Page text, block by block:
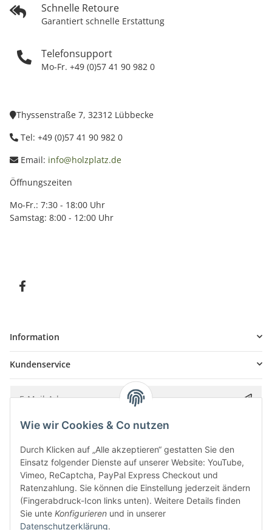
Schnelle Retoure
Garantiert schnelle Erstattung
Telefonsupport
Mo-Fr. +49 (0)57 41 90 982 0
Thyssenstraße 7, 32312 Lübbecke
Tel: +49 (0)57 41 90 982 0
Email: info@holzplatz.de
Öffnungszeiten
Mo-Fr.: 7:30 - 18:00 Uhr
Samstag: 8:00 - 12:00 Uhr
Information
Kundenservice
Bitte senden Sie mir entsprechend IhrerDatenschutzerklärung
Wie wir Cookies & Co nutzen
Durch Klicken auf „Alle akzeptieren“ gestatten Sie den
Einsatz folgender Dienste auf unserer Website: YouTube,
Vimeo, ReCaptcha, PayPal Express Checkout und
Ratenzahlung. Sie können die Einstellung jederzeit ändern
(Fingerabdruck-Icon links unten). Weitere Details finden
Sie unte Konfigurieren und in unserer
Datenschutzerklärung.